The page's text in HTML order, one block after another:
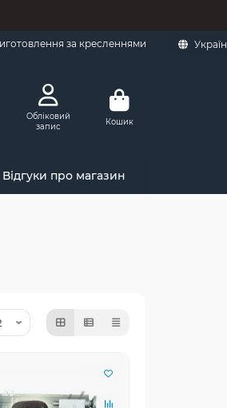
за кресленнями
Обліковий
запис
Кошик
Відгуки про магазин